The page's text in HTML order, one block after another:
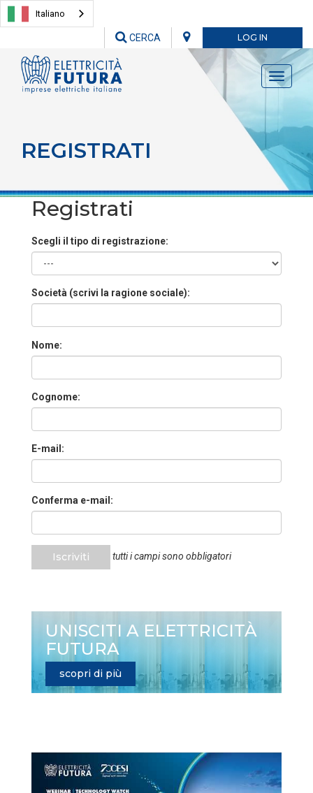
Italiano
LOG IN
CERCA
Toggle
REGISTRATI
Registrati
Scegli il tipo di registrazione:
Società (scrivi la ragione sociale):
Nome:
Cognome:
E-mail:
Conferma e-mail:
Iscriviti tutti i campi sono obbligatori
UNISCITI A ELETTRICITÀ
FUTURA
scopri di più